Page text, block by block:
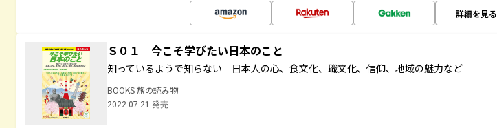
詳細を見る
Ｓ０１ 今こそ学びたい日本のこと
知っているようで知らない 日本人の心、食文化、職文化、信仰、地域の魅力など
BOOKS 旅の読み物
2022.07.21 発売